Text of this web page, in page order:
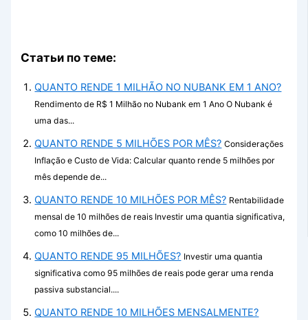
Статьи по теме:
QUANTO RENDE 1 MILHÃO NO NUBANK EM 1 ANO?
Rendimento de R$ 1 Milhão no Nubank em 1 Ano O Nubank é
uma das...
QUANTO RENDE 5 MILHÕES POR MÊS? Considerações
Inflação e Custo de Vida: Calcular quanto rende 5 milhões por
mês depende de...
QUANTO RENDE 10 MILHÕES POR MÊS? Rentabilidade
mensal de 10 milhões de reais Investir uma quantia significativa,
como 10 milhões de...
QUANTO RENDE 95 MILHÕES? Investir uma quantia
significativa como 95 milhões de reais pode gerar uma renda
passiva substancial....
QUANTO RENDE 10 MILHÕES MENSALMENTE?